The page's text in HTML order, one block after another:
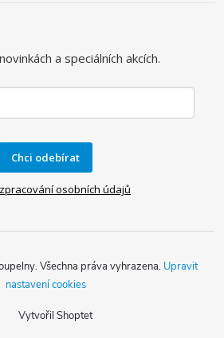
a speciálních akcích.
Chci odebírat
osobních údajů
Vytvořil Shoptet
. Všechna práva vyhrazena. Upravit
nastavení cookies